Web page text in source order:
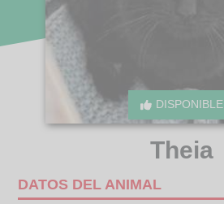
DISPONIBLE
Theia
DATOS DEL ANIMAL